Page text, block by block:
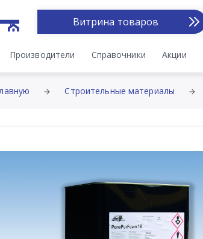
Витрина товаров
Производители Справочники Акции
Строительные материалы